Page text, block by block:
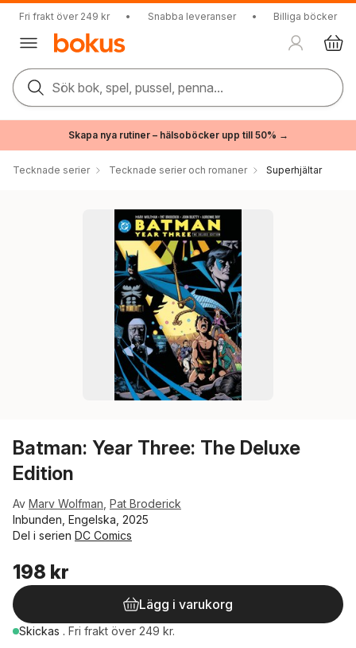
Fri frakt över 249 kr • Snabba leveranser • Billiga böcker
Sök bok, spel, pussel, penna...
Skapa nya rutiner – hälsoböcker upp till 50% →
Tecknade serier Tecknade serier och romaner Superhjältar
Batman: Year Three: The Deluxe
Edition
Av Marv Wolfman Pat Broderick
Inbunden, Engelska, 2025
Del i serien DC Comics
198 kr
Lägg i varukorg
Skickas . Fri frakt över 249 kr.